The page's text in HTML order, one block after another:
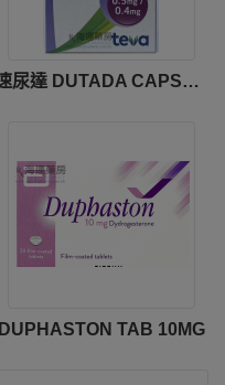
速尿達 DUTADA CAPSULES 0.5MG/0.4MG
DUPHASTON TAB 10MG